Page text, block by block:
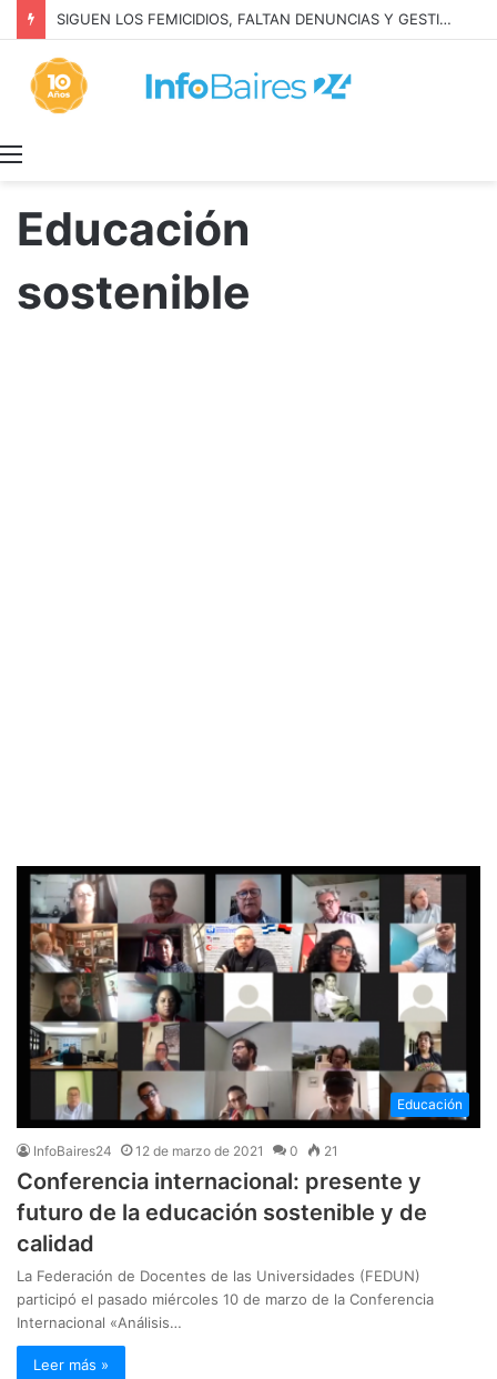
SIGUEN LOS FEMICIDIOS, FALTAN DENUNCIAS Y GESTION: MILEI NIEGA LA REALIDAD
Educación
sostenible
Educación
InfoBaires24 12 de marzo de 2021 0 21
Conferencia internacional: presente y
futuro de la educación sostenible y de
calidad
La Federación de Docentes de las Universidades (FEDUN)
participó el pasado miércoles 10 de marzo de la Conferencia
Internacional «Análisis…
Leer más »